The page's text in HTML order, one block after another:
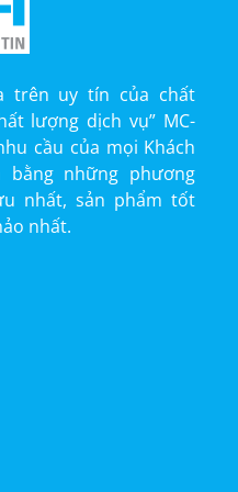
trên uy tín của chất
lượng dịch vụ” MC-
cầu của mọi Khách
những phương
nhất, sản phẩm tốt
nhất.